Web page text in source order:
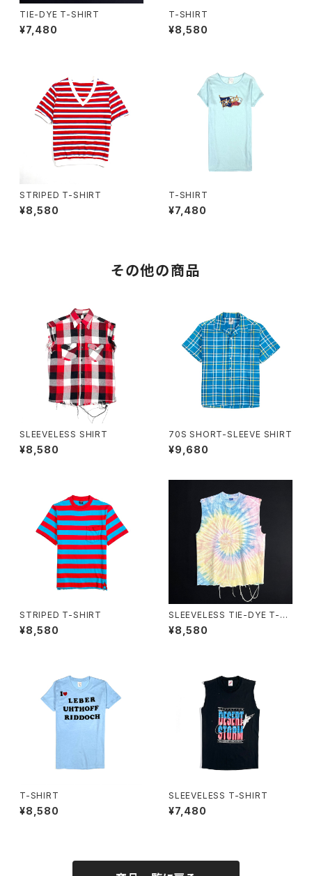
TIE-DYE T-SHIRT
¥7,480
T-SHIRT
¥8,580
STRIPED T-SHIRT
¥8,580
T-SHIRT
¥7,480
その他の商品
SLEEVELESS SHIRT
¥8,580
70S SHORT-SLEEVE SHIRT
¥9,680
STRIPED T-SHIRT
¥8,580
SLEEVELESS TIE-DYE T-S
HIRT
¥8,580
T-SHIRT
¥8,580
SLEEVELESS T-SHIRT
¥7,480